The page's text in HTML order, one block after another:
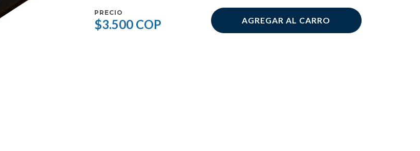
PRECIO
$3.500 COP AGREGAR AL CARRO